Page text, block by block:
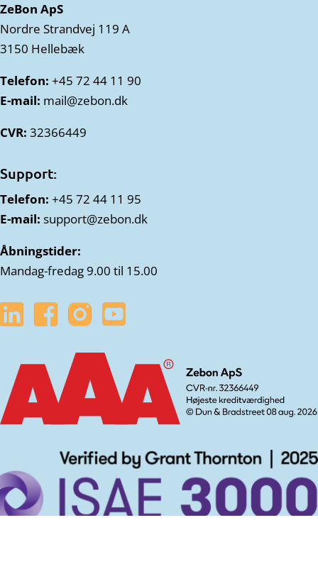
ZeBon ApS
Nordre Strandvej 119 A
3150 Hellebæk
Telefon: +45 72 44 11 90
E-mail: mail@zebon.dk
CVR: 32366449
Support:
Telefon: +45 72 44 11 95
E-mail: support@zebon.dk
Åbningstider:
Mandag-fredag 9.00 til 15.00